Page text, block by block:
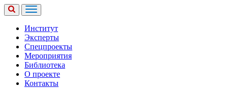
Институт
Эксперты
Спецпроекты
Мероприятия
Библиотека
О проекте
Контакты